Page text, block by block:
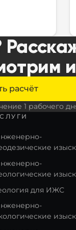
расчёт
1 рабочего
для ИЖС